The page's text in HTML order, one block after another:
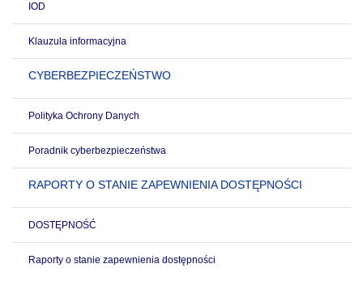
IOD
Klauzula informacyjna
CYBERBEZPIECZEŃSTWO
Polityka Ochrony Danych
Poradnik cyberbezpieczeństwa
RAPORTY O STANIE ZAPEWNIENIA DOSTĘPNOŚCI
DOSTĘPNOŚĆ
Raporty o stanie zapewnienia dostępności